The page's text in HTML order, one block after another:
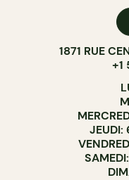
1871 RUE
+1
JEUDI: